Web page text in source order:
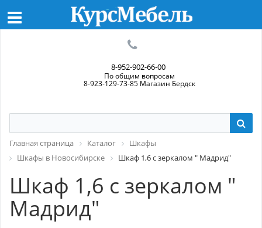
8-952-902-66-00
По общим вопросам
8-923-129-73-85 Магазин Бердск
Главная страница Каталог
Шкафы
Шкафы в Новосибирске
Шкаф 1,6 с зеркалом " Мадрид"
Шкаф 1,6 с зеркалом "
Мадрид"